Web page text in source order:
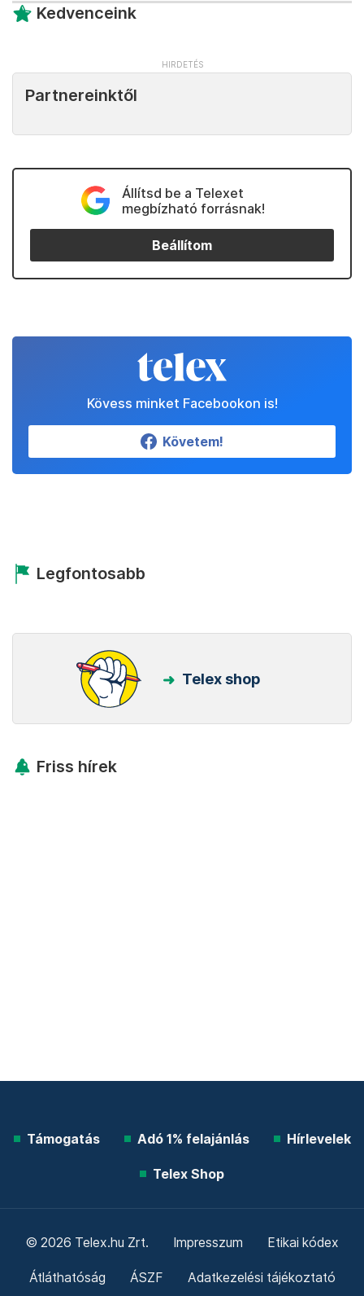
Kedvenceink
Partnereinktől
Állítsd be a Telexet
megbízható forrásnak!
Beállítom
Kövess minket Facebookon is!
Követem!
Legfontosabb
Telex shop
Friss hírek
Támogatás Adó 1% felajánlás Hírlevelek
Telex Shop
© 2026 Telex.hu Zrt. Impresszum Etikai kódex
Átláthatóság ÁSZF Adatkezelési tájékoztató